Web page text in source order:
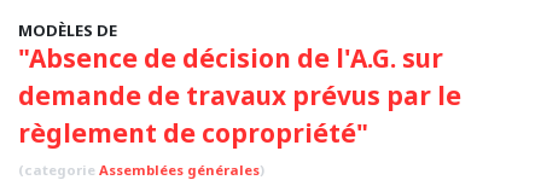
MODÈLES DE
"Absence de décision de l'A.G. sur
demande de travaux prévus par le
règlement de copropriété"
(categorie Assemblées générales)